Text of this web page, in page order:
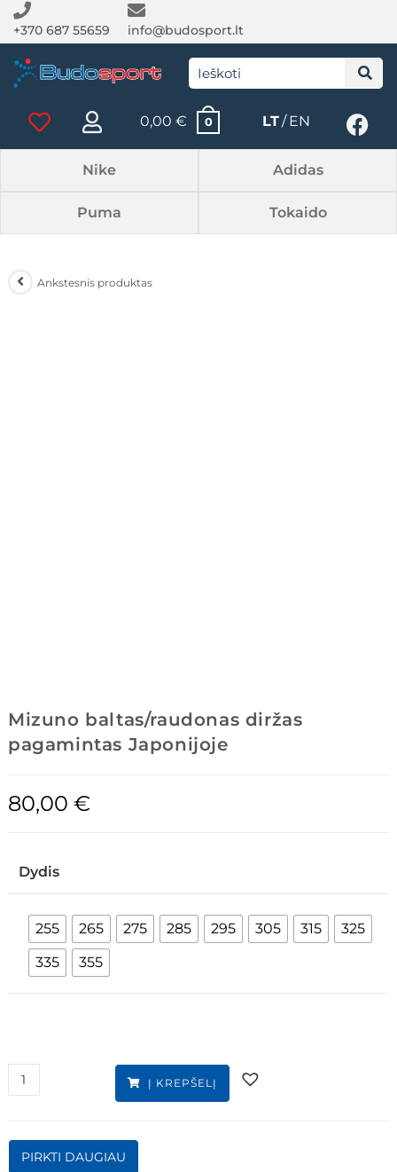
+370 687 55659 info@budosport.lt
0,00€ 0 LT EN
Nike Adidas
Puma Tokaido
Ankstesnis produktas
Mizuno baltas/raudonas diržas
pagamintas Japonijoje
80,00 €
Dydis
255 265 275 285 295 305 315
325
335
355
Į KREPŠELĮ
PIRKTI DAUGIAU